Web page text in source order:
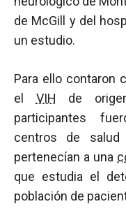
de McGill y del
un estudio.
Para ello contaron
el VIH de
participantes
centros de
pertenecían a una
que estudia el
población de